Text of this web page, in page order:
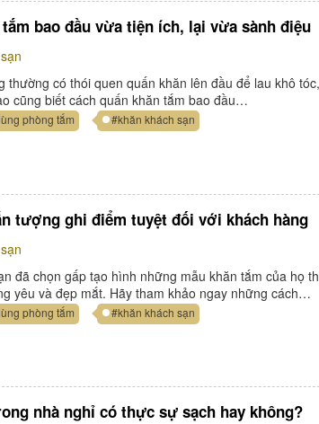
bao đầu vừa tiện ích, lại vừa sành điệu
thường có thói quen quấn khăn lên đầu để lau khô
cũng biết cách quấn khăn tắm bao đầu…
phòng tắm
#khăn khách sạn
tượng ghi điểm tuyệt đối với khách hàng
đã chọn gấp tạo hình những mẫu khăn tắm của họ
yêu và đẹp mắt. Hãy tham khảo ngay những cách…
phòng tắm
#khăn khách sạn
nhà nghỉ có thực sự sạch hay không?